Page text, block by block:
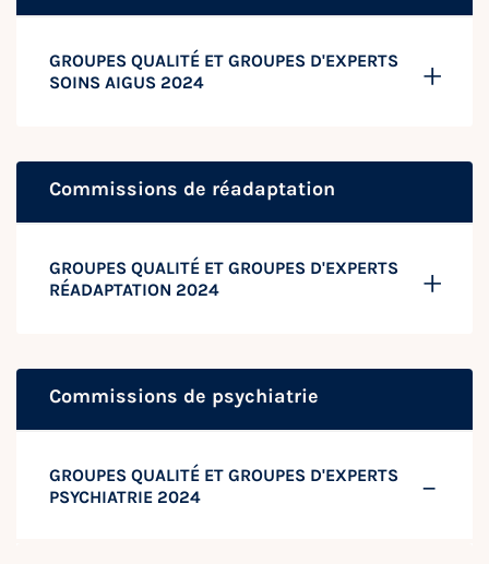
GROUPES QUALITÉ ET GROUPES D'EXPERTS
SOINS AIGUS 2024
Commissions de réadaptation
GROUPES QUALITÉ ET GROUPES D'EXPERTS
RÉADAPTATION 2024
Commissions de psychiatrie
GROUPES QUALITÉ ET GROUPES D'EXPERTS
PSYCHIATRIE 2024